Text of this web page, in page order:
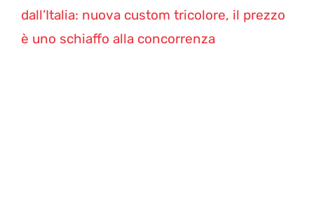
dall’Italia: nuova custom tricolore, il prezzo
è uno schiaffo alla concorrenza